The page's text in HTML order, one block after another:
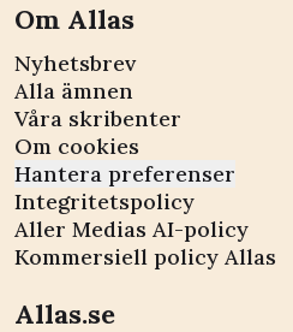
Om Allas
Nyhetsbrev
Alla ämnen
Våra skribenter
Om cookies
Hantera preferenser
Integritetspolicy
Aller Medias AI-policy
Kommersiell policy Allas
Allas.se